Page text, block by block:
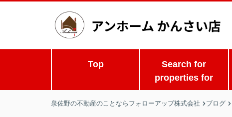
Top
Search for
properties for
泉佐野の不動産のことならフォローアップ株式会社 ブログ